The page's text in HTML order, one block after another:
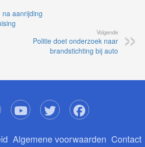
aanrijding
Volgende
Politie doet onderzoek naar
brandstichting bij auto
Algemene voorwaarden Contact